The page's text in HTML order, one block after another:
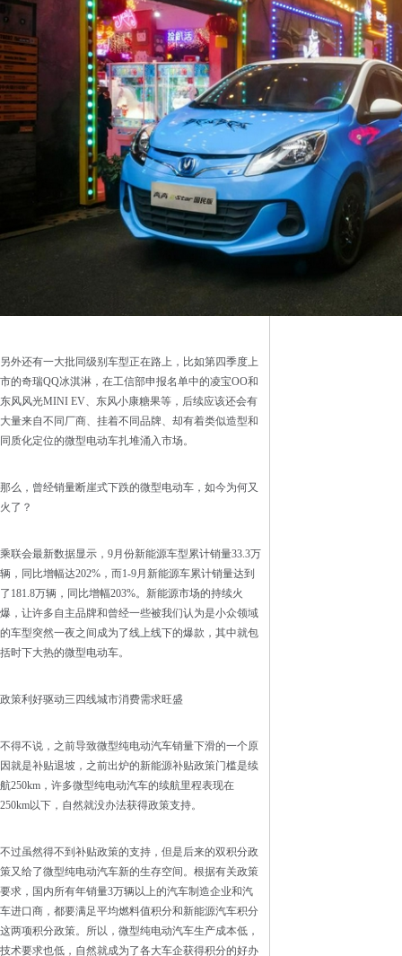
另外还有一大批同级别车型正在路上，比如第四季度上
市的奇瑞QQ冰淇淋，在工信部申报名单中的凌宝OO和
东风风光MINI EV、东风小康糖果等，后续应该还会有
大量来自不同厂商、挂着不同品牌、却有着类似造型和
同质化定位的微型电动车扎堆涌入市场。
那么，曾经销量断崖式下跌的微型电动车，如今为何又
火了？
乘联会最新数据显示，9月份新能源车型累计销量33.3万
辆，同比增幅达202%，而1-9月新能源车累计销量达到
了181.8万辆，同比增幅203%。新能源市场的持续火
爆，让许多自主品牌和曾经一些被我们认为是小众领域
的车型突然一夜之间成为了线上线下的爆款，其中就包
括时下大热的微型电动车。
政策利好驱动三四线城市消费需求旺盛
不得不说，之前导致微型纯电动汽车销量下滑的一个原
因就是补贴退坡，之前出炉的新能源补贴政策门槛是续
航250km，许多微型纯电动汽车的续航里程表现在
250km以下，自然就没办法获得政策支持。
不过虽然得不到补贴政策的支持，但是后来的双积分政
策又给了微型纯电动汽车新的生存空间。根据有关政策
要求，国内所有年销量3万辆以上的汽车制造企业和汽
车进口商，都要满足平均燃料值积分和新能源汽车积分
这两项积分政策。所以，微型纯电动汽车生产成本低，
技术要求也低，自然就成为了各大车企获得积分的好办